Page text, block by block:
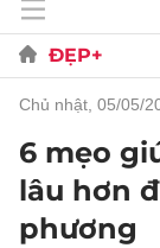
ĐẸP+
chủ nhật, 05/05/
6 mẹo
lâu hơn
phương